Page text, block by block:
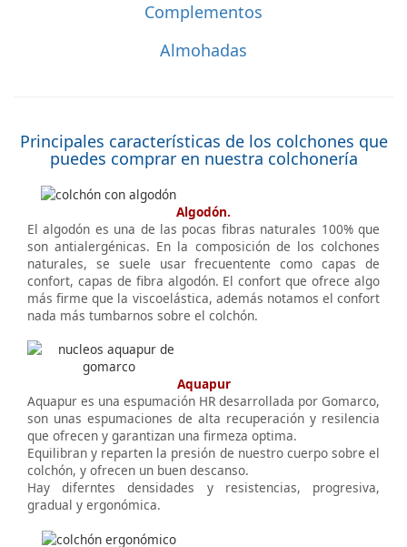
Complementos
Almohadas
Principales características de los colchones que
puedes comprar en nuestra colchonería
Algodón.
El algodón es una de las pocas fibras naturales 100% que
son antialergénicas. En la composición de los colchones
naturales, se suele usar frecuentente como capas de
confort, capas de fibra algodón. El confort que ofrece algo
más firme que la viscoelástica, además notamos el confort
nada más tumbarnos sobre el colchón.
Aquapur
Aquapur es una espumación HR desarrollada por Gomarco,
son unas espumaciones de alta recuperación y resilencia
que ofrecen y garantizan una firmeza optima.
Equilibran y reparten la presión de nuestro cuerpo sobre el
colchón, y ofrecen un buen descanso.
Hay diferntes densidades y resistencias, progresiva,
gradual y ergonómica.